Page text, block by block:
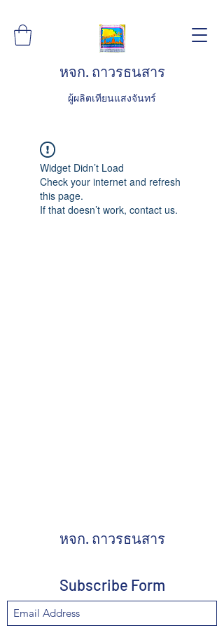
หจก. ถาวรธนสาร
ผู้ผลิตเทียนแสงจันทร์
Widget Didn’t Load
Check your internet and refresh
this page.
If that doesn’t work, contact us.
หจก. ถาวรธนสาร
Subscribe Form